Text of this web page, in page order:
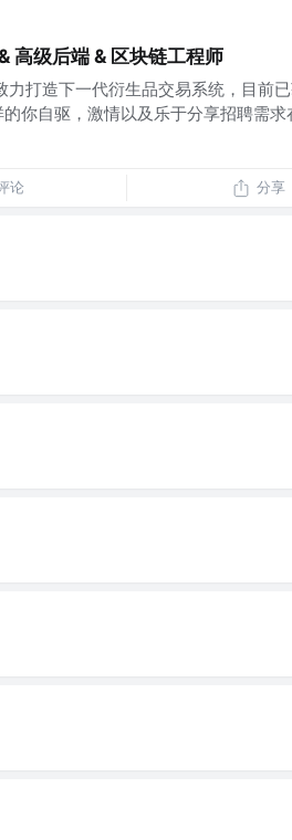
高级后端 & 区块链工程师
打造下一代衍生品交易系统，目前
你自驱，激情以及乐于分享招聘需求
论 分享